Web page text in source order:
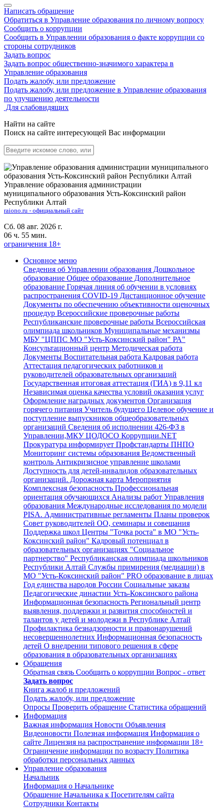
Написать обращение
Обратиться в Управление образования по личному вопросу
Сообщить о коррупции
Сообщить в Управлении образования о факте коррупции со
стороны сотрудников
Задать вопрос
Задать вопрос общественно-значимого характера в
Управление образования
Подать жалобу, или предложение
Подать жалобу, или предложение в Управление образования
по улучшению деятельности
Для слабовидящих
Найти на сайте
Поиск на сайте интересующей Вас информации
Управление образования администрации
муниципального образования Усть-Коксинский район
Республики Алтай
raiono.ru - официальный сайт
Сб. 08 авг. 2026 г.
06 ч. 55 мин.
ограничения 18+
Основное меню
Сведения об Управлении образования Дошкольное
образование Общее образование Дополнительное
образование Горячая линия об обучении в условиях
распространения COVID-19 Дистанционное обучение
Документы по обеспечению объективности оценочных
процедур Всероссийские проверочные работы
Республиканские проверочные работы Всероссийская
олимпиада школьников Муниципальные механизмы
МБУ "ЦППС МО "Усть-Коксинский район" РА"
Консультационный центр Методическая работа
Документы Воспитательная работа Кадровая работа
Аттестация педагогических работников и
руководителей образовательных организаций
Государственная итоговая аттестация (ГИА) в 9,11 кл
Независимая оценка качества условий оказания услуг
Оформление наградных документов Организация
горячего питания Учитель будущего Целевое обучение и
поступление выпускников общеобразовательных
организаций Сведения об исполнении 426-ФЗ в
Управлении,МКУ ЦОДОСО Коррупции.NET
Прокуратура информирует Профстандарты ПНПО
Мониторинг системы образования Ведомственный
контроль Антикризисное управление школами
Доступность для детей-инвалидов образовательных
организаций. Дорожная карта Мероприятия
Комплексная безопасность Профессиональная
ориентация обучающихся Анализы работ Управления
образования Международные исследования по модели
PISA. Административные регламенты Планы проверок
Совет руководителей ОО, семинары и совещания
Поддержка школ Центры "Точка роста" в МО "Усть-
Коксинский район" Кадровый потенциал в
образовательных организациях "Социальное
партнерство" Республиканская олимпиада школьников
Республики Алтай Службы примирения (медиации) в
МО "Усть-Коксинский район" PRO образование в лицах
Год единства народов России Социальные заказы
Педагогические династии Усть-Коксинского района
Информационная безопасность Региональный центр
выявления, поддержки и развития способностей и
талантов у детей и молодежи в Республике Алтай
Профилактика безнадзорности и правонарушений
несовершеннолетних Информационная безопасность
детей О внедрении типового решения в сфере
образования в образовательных организациях
Обращения
Обратная связь Сообщить о коррупции Вопрос - ответ
Задать вопрос
Книга жалоб и предложений
Подать жалобу, или предложение
Опросы Проверить обращение Статистика обращений
Информация
Важная информация Новости Объявления
Видеоновости Полезная информация Информация о
сайте Лицензия на распространение информации 18+
Ограничение информации по возрасту Политика
обработки персональных данных
Управление образования
Начальник
Информация о Начальнике
Обращение Начальника к Посетителям сайта
Сотрудники Контакты